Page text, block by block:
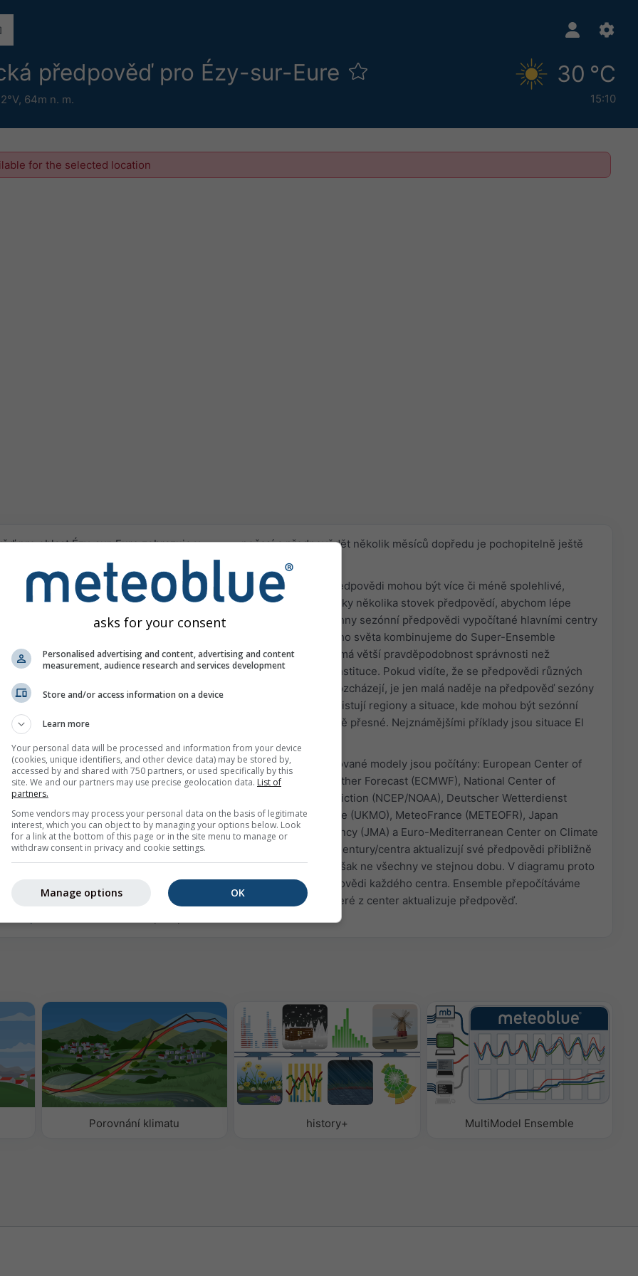
předpověď pro Ézy-sur-Eure
64m n. m.
30 °C
15:10
for the selected location
pro oblast Ézy-sur-Eure zobrazuje v
odchylky teploty a srážek pro
je regionální pro území o rozloze 100 km
klimatické charakteristiky, jako jsou
(anomalie) za celý měsíc. Anomálie
průměru. Negativní teplotní
chladnější a sušší podmínky, než
informací však lze vyvozovat jen
si měsíc s kladnou anomálií +1
že by každá hodina tohoto měsíce byla
některé dny budou výrazně teplejší než
je nejdůležitější: mohou se objevit i dny
chladnější než průměr, takže kladná
že například nenastane mráz.
konkrétní den není technicky možná:
než klimatický průměr. Denní
ovlivněným mezoměřítkovými či
faktory nelze změřit dostatečně
stávají statisticky méně
přibližně 10–14 dní dopředu.
počasí a předpovědět několik měsíců dopředu je pochopitelně ještě
obtížnější.
Protože sezónní předpovědi mohou být více či méně spolehlivé,
poskytujeme výsledky několika stovek předpovědí, abychom lépe
odhadli trend. Všechny sezónní předpovědi vypočítané hlavními centry
a institucemi z celého světa kombinujeme do Super-Ensemble
(ENSEMBLE), který má větší pravděpodobnost správnosti než
předpověď jediné instituce. Pokud vidíte, že se předpovědi různých
modelů navzájem rozcházejí, je jen malá naděje na předpověď sezóny
pro dané období. Existují regiony a situace, kde mohou být sezónní
předpovědi poměrně přesné. Nejznámějšími příklady jsou situace El
Různé zde prezentované modely jsou počítány: European Center of
Medium Range Weather Forecast (ECMWF), National Center of
Environmental Prediction (NCEP/NOAA), Deutscher Wetterdienst
(DWD), UK-MetOffice (UKMO), MeteoFrance (METEOFR), Japan
Meteorological Agency (JMA) a Euro-Mediterranean Center on Climate
Change (CMCC). Agentury/centra aktualizují své předpovědi přibližně
jednou za měsíc, avšak ne všechny ve stejnou dobu. V diagramu proto
uvádíme běh předpovědi každého centra. Ensemble přepočítáváme
pokaždé, když některé z center aktualizuje předpověď.
Porovnání klimatu history+ MultiModel Ensemble
asks for your consent
Personalised advertising and content, advertising and content
measurement, audience research and services development
Store and/or access information on a device
Learn more
Your personal data will be processed and information from your device
(cookies, unique identifiers, and other device data) may be stored by,
accessed by and shared with 750 partners, or used specifically by this
site. We and our partners may use precise geolocation data. List of
partners.
Some vendors may process your personal data on the basis of legitimate
interest, which you can object to by managing your options below. Look
for a link at the bottom of this page or in the site menu to manage or
withdraw consent in privacy and cookie settings.
OK
Manage options